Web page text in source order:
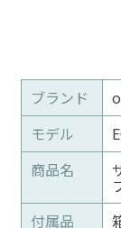
ブランド
モデル
商品名
付属品